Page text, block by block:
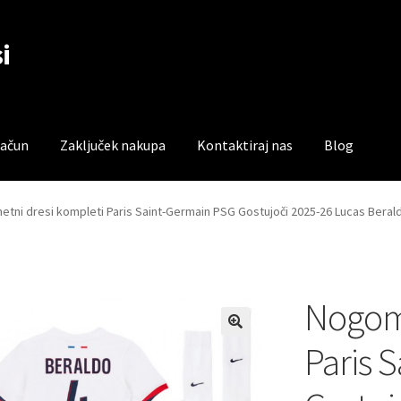
Zaključek nakupa Kontaktiraj nas Blog
Trgovina Zaključek nakupa
dresi kompleti Paris Saint-Germain PSG Gostujoči 2025-26 Lucas
Paris